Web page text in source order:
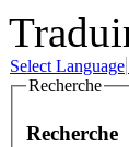
Select Language
Recherche
Recherche